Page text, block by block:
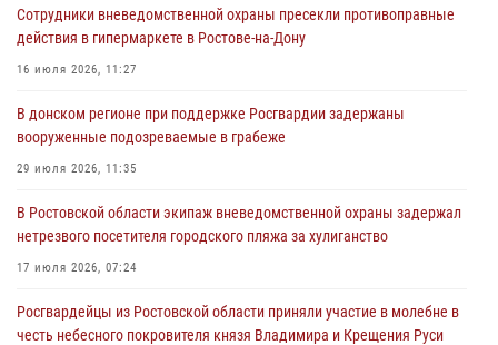
17 июля 2026, 07:24
Сотрудники вневедомственной охраны пресекли противоправные
16 июля 2026, 11:27
Конкурс профессионального мастерства взрывотехников прошел в
Сотрудники вневедомственной охраны пресекли противоправные
действия в гипермаркете в Ростове-на-Дону
16 июля 2026, 11:27
В донском регионе при поддержке Росгвардии задержаны
вооруженные подозреваемые в грабеже
29 июля 2026, 11:35
В Ростовской области экипаж вневедомственной охраны задержал
нетрезвого посетителя городского пляжа за хулиганство
17 июля 2026, 07:24
Росгвардейцы из Ростовской области приняли участие в молебне в
честь небесного покровителя князя Владимира и Крещения Руси